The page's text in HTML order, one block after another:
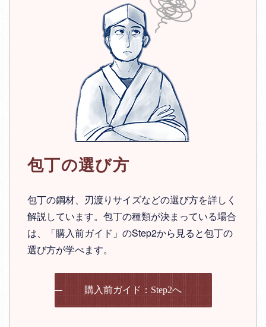
包丁の選び方
包丁の鋼材、刃渡りサイズなどの選び方を詳しく
解説しています。包丁の種類が決まっている場合
は、「購入前ガイド」のStep2から見ると包丁の
選び方が学べます。
購入前ガイド：Step2へ